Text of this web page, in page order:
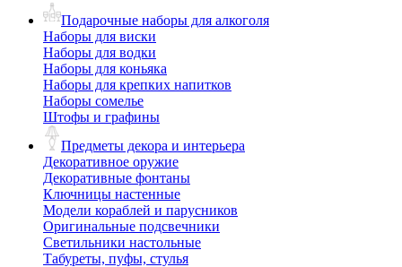
Подарочные наборы для алкоголя
Наборы для виски
Наборы для водки
Наборы для коньяка
Наборы для крепких напитков
Наборы сомелье
Штофы и графины
Предметы декора и интерьера
Декоративное оружие
Декоративные фонтаны
Ключницы настенные
Модели кораблей и парусников
Оригинальные подсвечники
Светильники настольные
Табуреты, пуфы, стулья